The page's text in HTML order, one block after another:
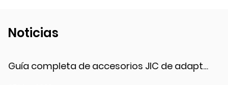
Noticias
Guía completa de accesorios JIC de adaptadores hidráulicos: tipos, materiales y aplicaciones